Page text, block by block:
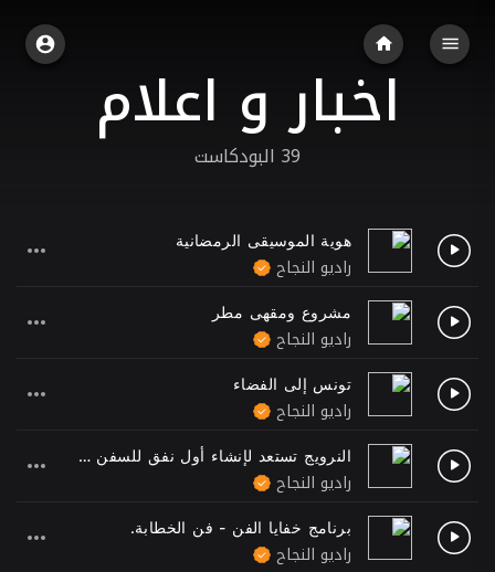
اخبار و اعلام
39 البودكاست
هوية الموسيقى الرمضانية
راديو النجاح
مشروع ومقهى مطر
راديو النجاح
تونس إلى الفضاء
راديو النجاح
النرويج تستعد لإنشاء أول نفق للسفن بالعالم
راديو النجاح
برنامج خفايا الفن - فن الخطابة.
راديو النجاح